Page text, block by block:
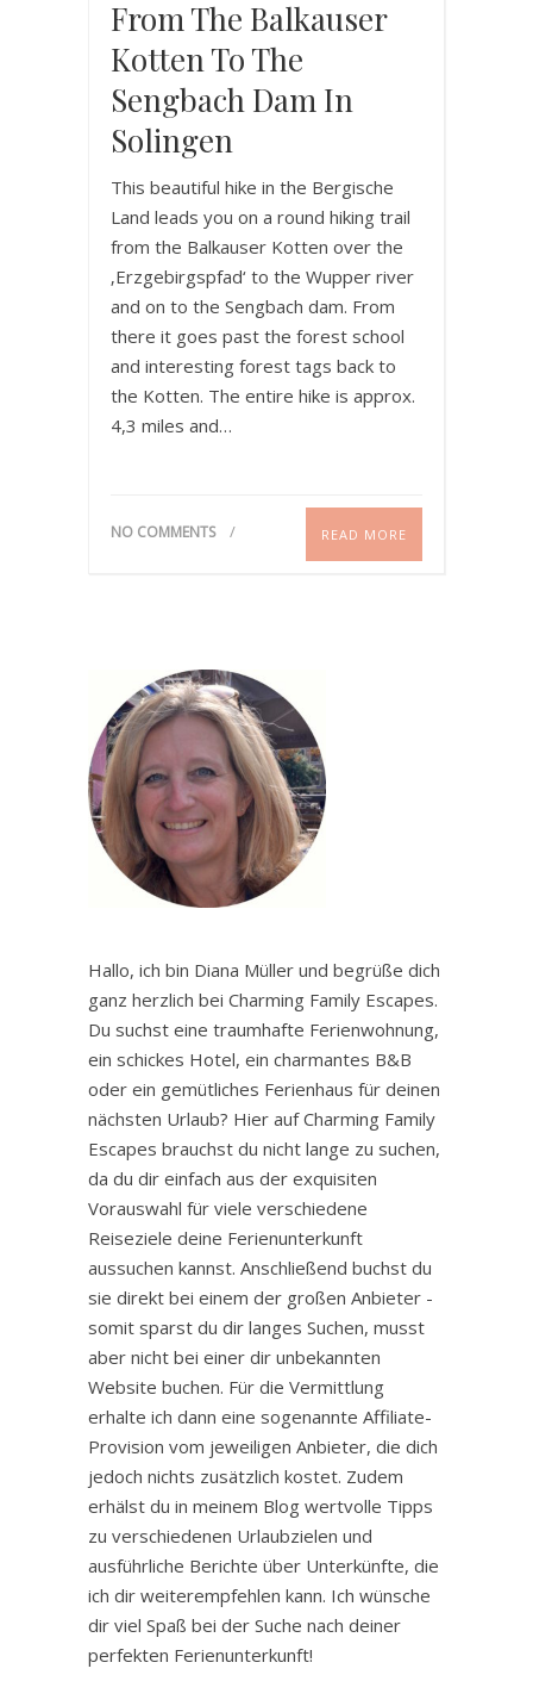
From The Balkauser
Kotten To The
Sengbach Dam In
Solingen
This beautiful hike in the Bergische
Land leads you on a round hiking trail
from the Balkauser Kotten over the
‚Erzgebirgspfad‘ to the Wupper river
and on to the Sengbach dam. From
there it goes past the forest school
and interesting forest tags back to
the Kotten. The entire hike is approx.
4,3 miles and…
NO COMMENTS READ MORE
Hallo, ich bin Diana Müller und begrüße dich
ganz herzlich bei Charming Family Escapes.
Du suchst eine traumhafte Ferienwohnung,
ein schickes Hotel, ein charmantes B&B
oder ein gemütliches Ferienhaus für deinen
nächsten Urlaub? Hier auf Charming Family
Escapes brauchst du nicht lange zu suchen,
da du dir einfach aus der exquisiten
Vorauswahl für viele verschiedene
Reiseziele deine Ferienunterkunft
aussuchen kannst. Anschließend buchst du
sie direkt bei einem der großen Anbieter -
somit sparst du dir langes Suchen, musst
aber nicht bei einer dir unbekannten
Website buchen. Für die Vermittlung
erhalte ich dann eine sogenannte Affiliate-
Provision vom jeweiligen Anbieter, die dich
jedoch nichts zusätzlich kostet. Zudem
erhälst du in meinem Blog wertvolle Tipps
zu verschiedenen Urlaubzielen und
ausführliche Berichte über Unterkünfte, die
ich dir weiterempfehlen kann. Ich wünsche
dir viel Spaß bei der Suche nach deiner
perfekten Ferienunterkunft!